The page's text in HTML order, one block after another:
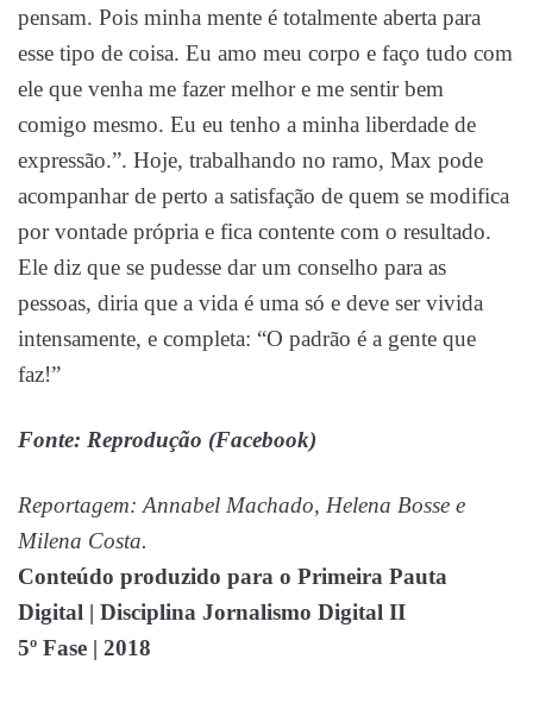
pensam. Pois minha mente é totalmente aberta para
esse tipo de coisa. Eu amo meu corpo e faço tudo com
ele que venha me fazer melhor e me sentir bem
comigo mesmo. Eu eu tenho a minha liberdade de
expressão.”. Hoje, trabalhando no ramo, Max pode
acompanhar de perto a satisfação de quem se modifica
por vontade própria e fica contente com o resultado.
Ele diz que se pudesse dar um conselho para as
pessoas, diria que a vida é uma só e deve ser vivida
intensamente, e completa: “O padrão é a gente que
faz!”
Fonte: Reprodução (Facebook)
Reportagem:Annabel Machado, Helena Bosse e
Milena Costa.
Conteúdo produzido para o Primeira Pauta
Digital | Disciplina Jornalismo Digital II
5º Fase | 2018